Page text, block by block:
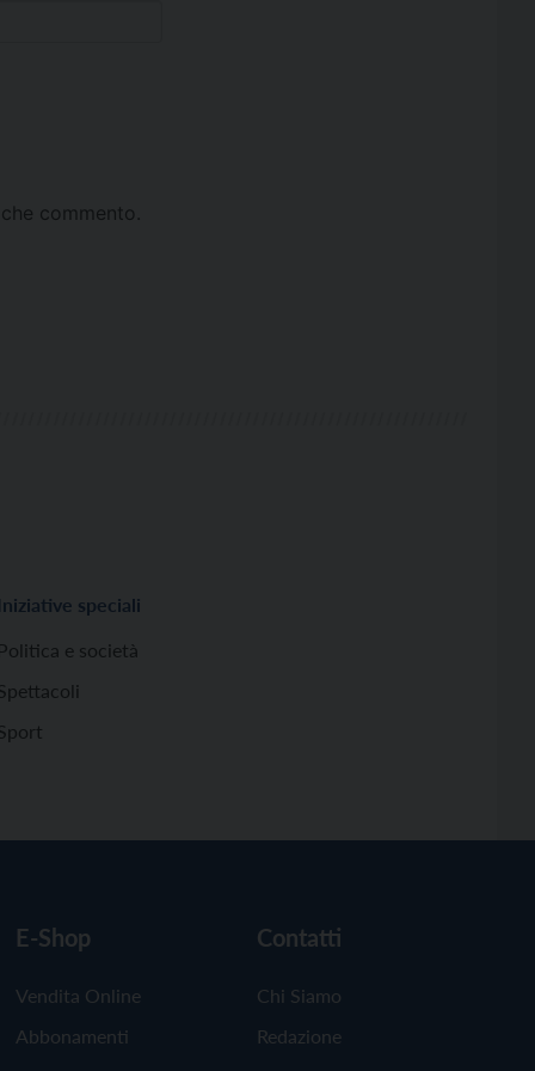
commento.
Iniziative speciali
Politica e società
E-Shop
Vendita Online
Abbonamenti
Contatti
Chi Siamo
Redazione